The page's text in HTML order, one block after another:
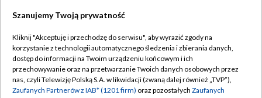
TVP
Abonament TVP
Emisja w TVP
Regulamin TVP
Polityka prywatności
Szanujemy Twoją prywatność
Kliknij "Akceptuję i przechodzę do serwisu", aby wyrazić zgody na
korzystanie z technologii automatycznego śledzenia i zbierania danych,
dostęp do informacji na Twoim urządzeniu końcowym i ich
przechowywanie oraz na przetwarzanie Twoich danych osobowych przez
nas, czyli Telewizję Polską S.A. w likwidacji (zwaną dalej również „TVP”),
Zaufanych Partnerów z IAB* (1201 firm) oraz pozostałych Zaufanych